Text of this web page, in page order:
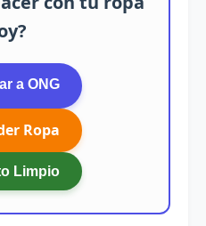
a ONG
Ropa
Limpio